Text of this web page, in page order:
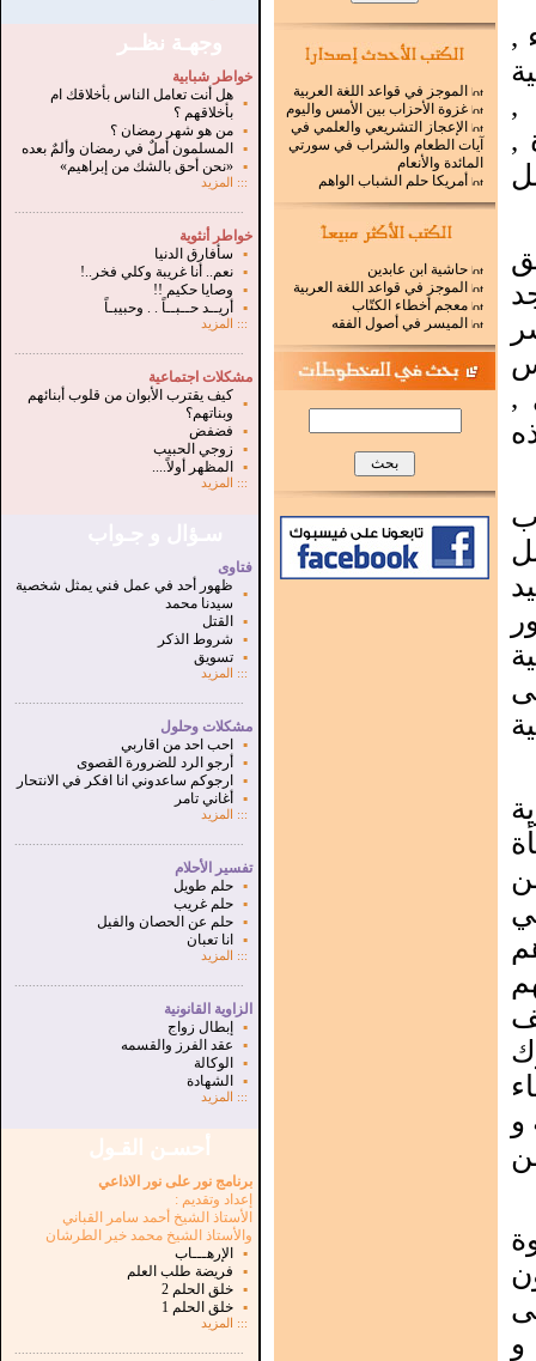
وجهـة نظــر
خواطر شبابية
▪
هل أنت تعامل الناس بأخلاقك ام
بأخلاقهم ؟
▪
من هو شهر رمضان ؟
▪
المسلمون أملٌ في رمضان وألمٌ بعده
▪
«نحن أحق بالشك من إبراهيم»
:::
المزيد
خواطر أنثوية
▪
سأفارق الدنيا
▪
نعم.. أنا غريبة وكلي فخر..!
▪
وصايا حكيم !!
▪
أريــد حــبــاً . . وحبيبـاً
:::
المزيد
مشكلات اجتماعية
▪
كيف يقترب الأبوان من قلوب أبنائهم
وبناتهم؟
▪
فضفض
▪
زوجي الحبيب
▪
المظهر أولاً....
::: المزيد
فتاوى
▪
ظهور أحد في عمل فني يمثل شخصية
سيدنا محمد
▪
القتل
▪
شروط الذكر
▪
تسويق
:::
المزيد
مشكلات وحلول
▪
احب احد من اقاربي
▪
أرجو الرد للضرورة القصوى
▪
ارجوكم ساعدوني انا افكر في الانتحار
▪
أغاني تامر
:::
المزيد
تفسير الأحلام
▪
حلم طويل
▪
حلم غريب
▪
حلم عن الحصان والفيل
▪
انا تعبان
:::
المزيد
الزاوية القانونية
▪
إبطال زواج
▪
عقد الفرز والقسمه
▪
الوكالة
▪
الشهادة
::: المزيد
أحسـن القـول
برنامج نور على نور الاذاعي
إعداد وتقديم :
الأستاذ الشيخ أحمد سامر القباني
والأستاذ الشيخ محمد خير الطرشان
▪
الإرهـــاب
▪
فريضة طلب العلم
▪
خلق الحلم 2
▪
خلق الحلم 1
:::
المزيد
الموجز في قواعد اللغة العربية
غزوة الأحزاب بين الأمس واليوم
الإعجاز التشريعي والعلمي في
آيات الطعام والشراب في سورتي
المائدة والأنعام
أمريكا حلم الشباب الواهم
حاشية ابن عابدين
الموجز في قواعد اللغة العربية
معجم أخطاء الكتّاب
الميسر في أصول الفقه
,
,
,
,
و